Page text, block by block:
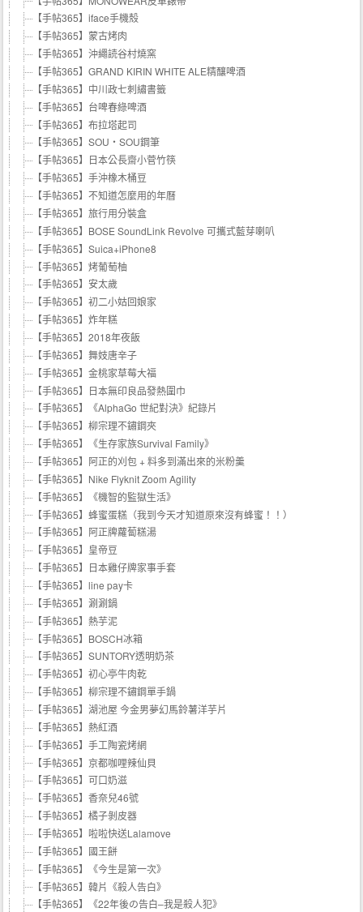
【手帖365】iface手機殼
【手帖365】蒙古烤肉
【手帖365】沖繩読谷村燒窯
【手帖365】GRAND KIRIN WHITE ALE精釀啤酒
【手帖365】中川政七刺繡書籤
【手帖365】台啤春綠啤酒
【手帖365】布拉塔起司
【手帖365】SOU・SOU鋼筆
【手帖365】日本公長齋小菅竹筷
【手帖365】手沖橡木桶豆
【手帖365】不知道怎麼用的年曆
【手帖365】旅行用分裝盒
【手帖365】BOSE SoundLink Revolve 可攜式藍芽喇叭
【手帖365】Suica+iPhone8
【手帖365】烤葡萄柚
【手帖365】安太歲
【手帖365】初二小姑回娘家
【手帖365】炸年糕
【手帖365】2018年夜飯
【手帖365】舞妓唐辛子
【手帖365】金桃家草莓大福
【手帖365】日本無印良品發熱圍巾
【手帖365】《AlphaGo 世紀對決》紀錄片
【手帖365】柳宗理不鏽鋼夾
【手帖365】《生存家族Survival Family》
【手帖365】阿正的刈包 + 料多到滿出來的米粉羹
【手帖365】Nike Flyknit Zoom Agility
【手帖365】《機智的監獄生活》
【手帖365】蜂蜜蛋糕（我到今天才知道原來沒有蜂蜜！！）
【手帖365】阿正牌蘿蔔糕湯
【手帖365】皇帝豆
【手帖365】日本雞仔牌家事手套
【手帖365】line pay卡
【手帖365】涮涮鍋
【手帖365】熱芋泥
【手帖365】BOSCH冰箱
【手帖365】SUNTORY透明奶茶
【手帖365】初心亭牛肉乾
【手帖365】柳宗理不鏽鋼單手鍋
【手帖365】湖池屋 今金男夢幻馬鈴薯洋芋片
【手帖365】熱紅酒
【手帖365】手工陶瓷烤網
【手帖365】京都咖哩辣仙貝
【手帖365】可口奶滋
【手帖365】香奈兒46號
【手帖365】橘子剝皮器
【手帖365】啦啦快送Lalamove
【手帖365】國王餅
【手帖365】《今生是第一次》
【手帖365】韓片《殺人告白》
【手帖365】《22年後の告白–我是殺人犯》